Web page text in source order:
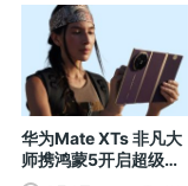
华为Mate XTs 非凡大
师携鸿蒙5开启超级移
动生产力新时代